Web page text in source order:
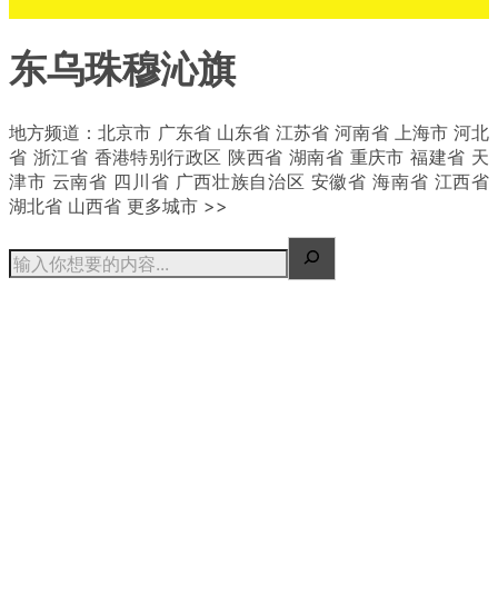
东乌珠穆沁旗| 概况
地方频道：北京市 广东省 山东省 江苏省 河南省 上海市 河北
省 浙江省 香港特别行政区 陕西省 湖南省 重庆市 福建省 天
津市 云南省 四川省 广西壮族自治区 安徽省 海南省 江西省
湖北省 山西省 更多城市 >>